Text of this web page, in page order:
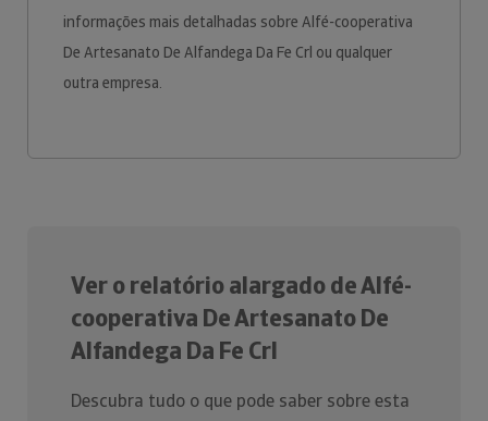
informações mais detalhadas sobre Alfé-cooperativa
De Artesanato De Alfandega Da Fe Crl ou qualquer
outra empresa.
Ver o relatório alargado de Alfé-
cooperativa De Artesanato De
Alfandega Da Fe Crl
Descubra tudo o que pode saber sobre esta